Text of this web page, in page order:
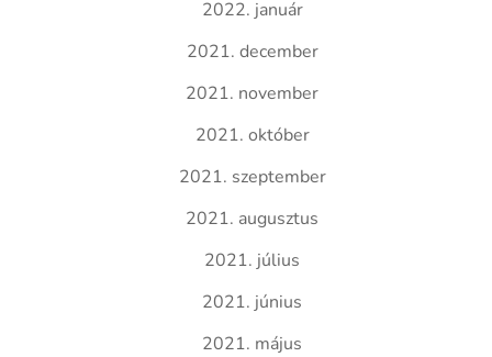
2022. január
2021. december
2021. november
2021. október
2021. szeptember
2021. augusztus
2021. július
2021. június
2021. május